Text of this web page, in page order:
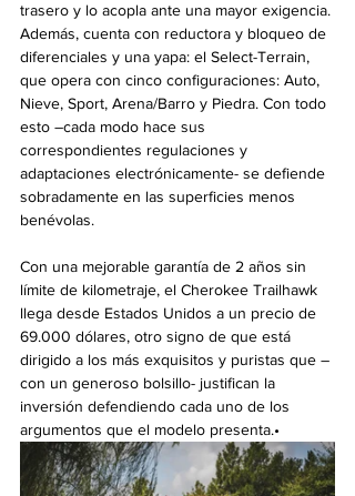
trasero y lo acopla ante una mayor exigencia.
Además, cuenta con reductora y bloqueo de
diferenciales y una yapa: el Select-Terrain,
que opera con cinco configuraciones: Auto,
Nieve, Sport, Arena/Barro y Piedra. Con todo
esto –cada modo hace sus
correspondientes regulaciones y
adaptaciones electrónicamente- se defiende
sobradamente en las superficies menos
benévolas.
Con una mejorable garantía de 2 años sin
límite de kilometraje, el Cherokee Trailhawk
llega desde Estados Unidos a un precio de
69.000 dólares, otro signo de que está
dirigido a los más exquisitos y puristas que –
con un generoso bolsillo- justifican la
inversión defendiendo cada uno de los
argumentos que el modelo presenta.•